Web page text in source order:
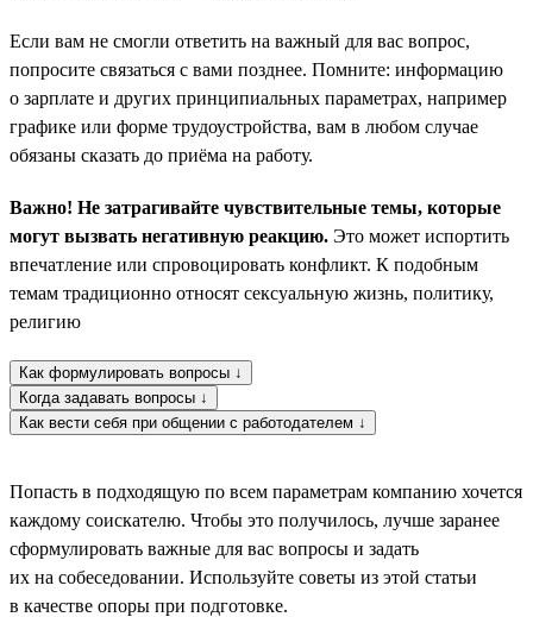
Если вам не смогли ответить на важный для вас вопрос,
попросите связаться с вами позднее. Помните: информацию
о зарплате и других принципиальных параметрах, например
графике или форме трудоустройства, вам в любом случае
обязаны сказать до приёма на работу.
Важно! Не затрагивайте чувствительные темы, которые
могут вызвать негативную реакцию. Это может испортить
впечатление или спровоцировать конфликт. К подобным
темам традиционно относят сексуальную жизнь, политику,
религию
Как формулировать вопросы ↓
Когда задавать вопросы ↓
Как вести себя при общении с работодателем ↓
Попасть в подходящую по всем параметрам компанию хочется
каждому соискателю. Чтобы это получилось, лучше заранее
сформулировать важные для вас вопросы и задать
их на собеседовании. Используйте советы из этой статьи
в качестве опоры при подготовке.